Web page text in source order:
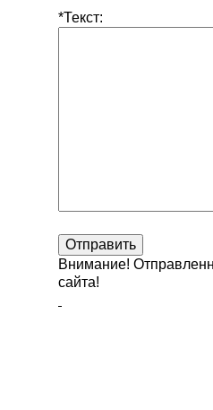
*Текст:
Внимание!
сайта!